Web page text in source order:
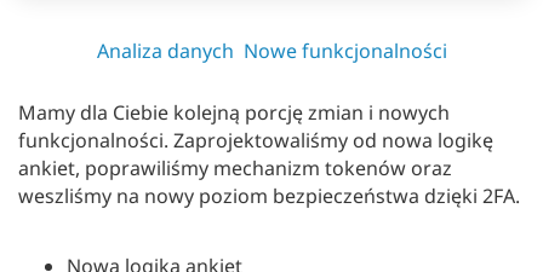
Analiza danych Nowe funkcjonalności
Mamy dla Ciebie kolejną porcję zmian i nowych
funkcjonalności. Zaprojektowaliśmy od nowa logikę
ankiet, poprawiliśmy mechanizm tokenów oraz
weszliśmy na nowy poziom bezpieczeństwa dzięki 2FA.
Nowa logika ankiet